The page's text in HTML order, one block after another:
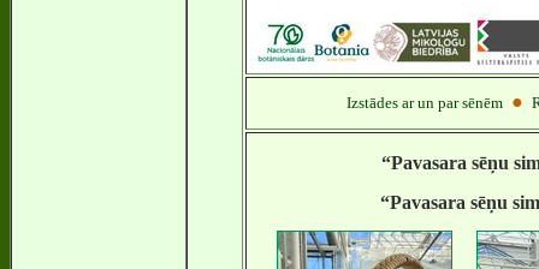
Izstādes ar un par sēnēm ●
“Pavasara sēņu
“Pavasara sēņu